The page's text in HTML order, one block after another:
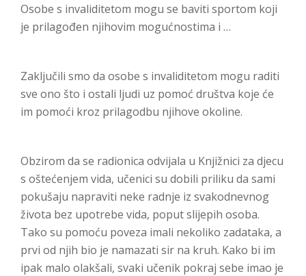
Osobe s invaliditetom mogu se baviti sportom koji
je prilagođen njihovim mogućnostima i …
Zaključili smo da osobe s invaliditetom mogu raditi
sve ono što i ostali ljudi uz pomoć društva koje će
im pomoći kroz prilagodbu njihove okoline.
Obzirom da se radionica odvijala u Knjižnici za djecu
s oštećenjem vida, učenici su dobili priliku da sami
pokušaju napraviti neke radnje iz svakodnevnog
života bez upotrebe vida, poput slijepih osoba.
Tako su pomoću poveza imali nekoliko zadataka, a
prvi od njih bio je namazati sir na kruh. Kako bi im
ipak malo olakšali, svaki učenik pokraj sebe imao je